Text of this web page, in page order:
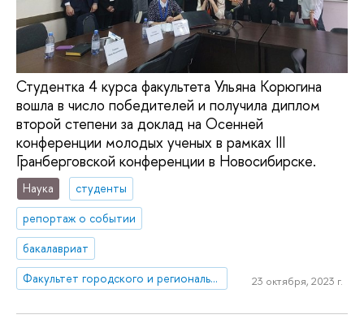
Студентка 4 курса факультета Ульяна Корюгина
вошла в число победителей и получила диплом
второй степени за доклад на Осенней
конференции молодых ученых в рамках III
Гранберговской конференции в Новосибирске.
Наука
студенты
репортаж о событии
бакалавриат
Факультет городского и регионального развития
23 октября, 2023 г.